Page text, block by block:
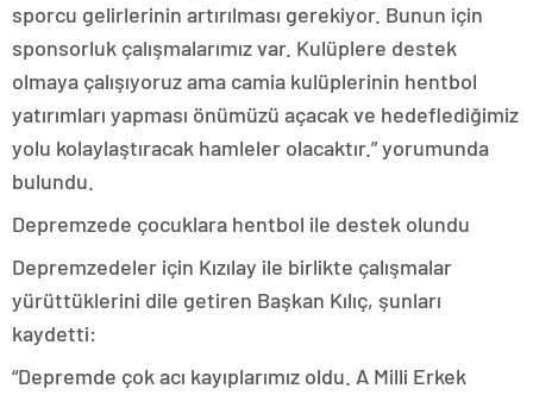
sporcu gelirlerinin artırılması gerekiyor. Bunun için
sponsorluk çalışmalarımız var. Kulüplere destek
olmaya çalışıyoruz ama camia kulüplerinin hentbol
yatırımları yapması önümüzü açacak ve hedeflediğimiz
yolu kolaylaştıracak hamleler olacaktır.” yorumunda
bulundu.
Depremzede çocuklara hentbol ile destek olundu
Depremzedeler için Kızılay ile birlikte çalışmalar
yürüttüklerini dile getiren Başkan Kılıç, şunları
kaydetti:
“Depremde çok acı kayıplarımız oldu. A Milli Erkek